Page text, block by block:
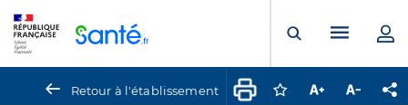
Ouvrir laMenu
Retour à l'établissement Connectez-vous
Augmenter la